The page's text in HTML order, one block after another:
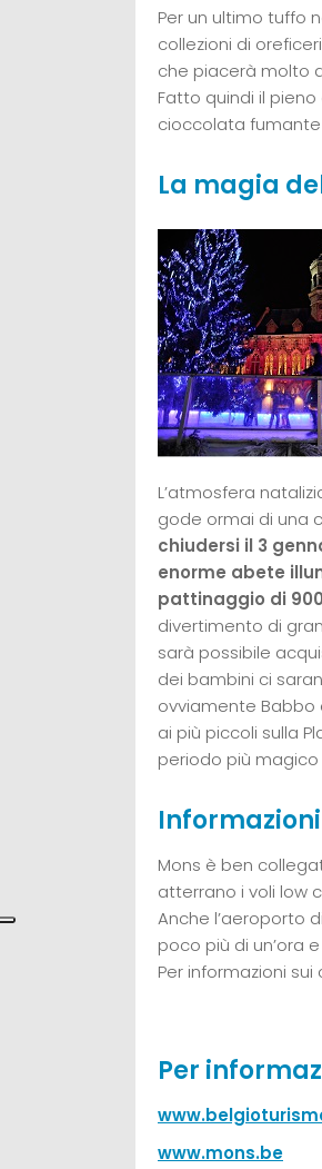
Per un ultimo tuffo
collezioni di
che piacerà molto
Fatto quindi il
cioccolata
La magia
L’atmosfera
gode ormai di una
chiudersi il 3
enorme abete
pattinaggio di
divertimento di
sarà possibile
dei bambini ci
ovviamente
ai più piccoli sulla
periodo più magico
Mons è ben
atterrano i voli low
Anche l’aeroporto
poco più di un’ora
Per informazioni
Per
www.mons.be